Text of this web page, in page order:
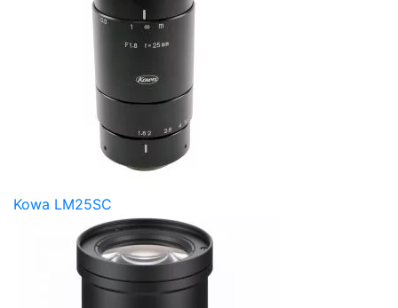
Kowa LM25SC